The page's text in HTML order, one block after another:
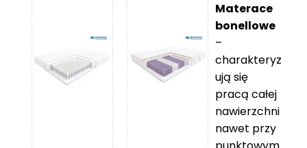
Materace
bonellowe
–
charakteryz
ują się
pracą całej
nawierzchni
nawet przy